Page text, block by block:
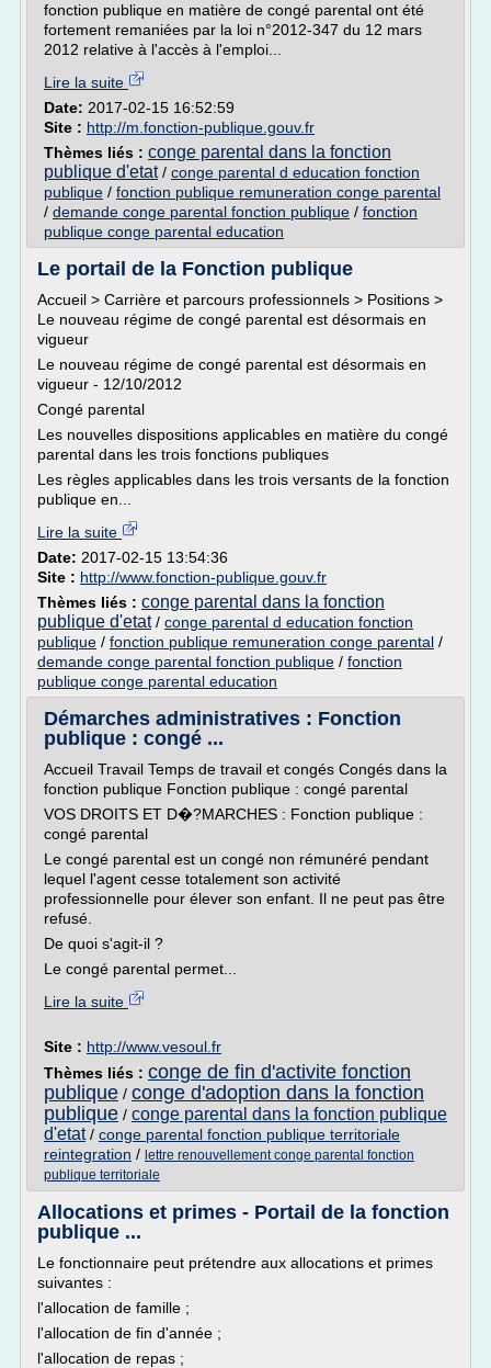
fonction publique en matière de congé parental ont été
fortement remaniées par la loi n°2012-347 du 12 mars
2012 relative à l'accès à l'emploi...
Lire la suite
Date: 2017-02-15 16:52:59
Site : http://m.fonction-publique.gouv.fr
Thèmes liés : conge parental dans la fonction
publique d'etat/ conge parental d education fonction
publique / fonction publique remuneration conge parental
/ demande conge parental fonction publique / fonction
publique conge parental education
Le portail de la Fonction publique
Accueil > Carrière et parcours professionnels > Positions >
Le nouveau régime de congé parental est désormais en
vigueur
Le nouveau régime de congé parental est désormais en
vigueur - 12/10/2012
Congé parental
Les nouvelles dispositions applicables en matière du congé
parental dans les trois fonctions publiques
Les règles applicables dans les trois versants de la fonction
publique en...
Lire la suite
Date: 2017-02-15 13:54:36
Site : http://www.fonction-publique.gouv.fr
Thèmes liés : conge parental dans la fonction
publique d'etat/ conge parental d education fonction
publique / fonction publique remuneration conge parental /
demande conge parental fonction publique / fonction
publique conge parental education
Démarches administratives : Fonction
publique : congé ...
Accueil Travail Temps de travail et congés Congés dans la
fonction publique Fonction publique : congé parental
VOS DROITS ET D�?MARCHES : Fonction publique :
congé parental
Le congé parental est un congé non rémunéré pendant
lequel l'agent cesse totalement son activité
professionnelle pour élever son enfant. Il ne peut pas être
refusé.
De quoi s'agit-il ?
Le congé parental permet...
Lire la suite
Site : http://www.vesoul.fr
Thèmes liés : conge de fin d'activite fonction
publique / conge d'adoption dans la fonction
publique / conge parental dans la fonction publique
d'etat/ conge parental fonction publique territoriale
reintegration / lettre renouvellement conge parental fonction
publique territoriale
Allocations et primes - Portail de la fonction
publique ...
Le fonctionnaire peut prétendre aux allocations et primes
suivantes :
l'allocation de famille ;
l'allocation de fin d'année ;
l'allocation de repas ;